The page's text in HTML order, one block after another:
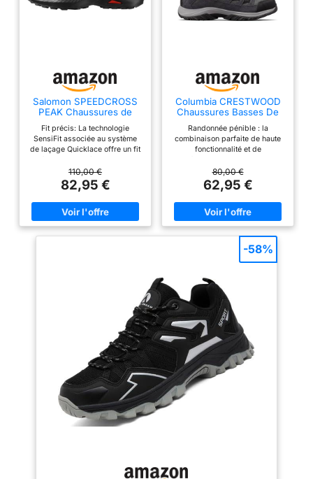
Salomon SPEEDCROSS
PEAK Chaussures de
Fit précis: La technologie
SensiFit associée au système
de laçage Quicklace offre un fit
en un instant. Protection tout-
terrain : Le pare-pierres et la
protection talon résistent aux
terrains les plus accidentés.
Adhérence active: Avec son
profil de crampons agressifs, le
110,00 €
82,95 €
Columbia CRESTWOOD
Chaussures Basses De
Homme, Noir (Shark x
Columbia Grey), 44 EU
Randonnée pénible : la
combinaison parfaite de haute
fonctionnalité et de
polyvalent vous offrira des
années de service confortable
80,00 €
62,95 €
-58%